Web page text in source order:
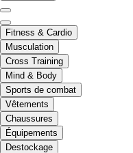
Fitness & Cardio
Musculation
Cross Training
Mind & Body
Sports de combat
Vêtements
Chaussures
Équipements
Destockage